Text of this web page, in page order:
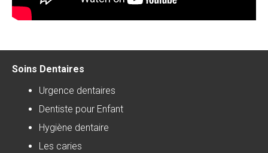
Soins Dentaires
Urgence dentaires
Dentiste pour Enfant
Hygiène dentaire
Les caries